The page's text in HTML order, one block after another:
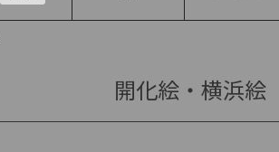
開化絵・横浜絵